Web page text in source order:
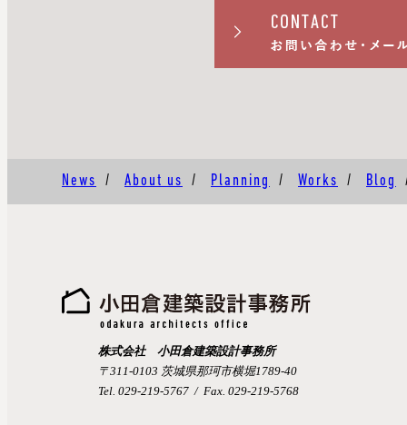
News / About us / Planning / Works / Blog
株式会社 小田倉建築設計事務所
〒311-0103 茨城県那珂市横堀1789-40
Tel. 029-219-5767 / Fax. 029-219-5768